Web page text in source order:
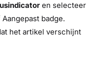
en selecteer
badge.
het artikel verschijnt